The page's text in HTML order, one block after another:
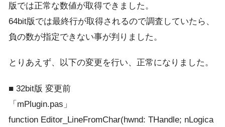
版では正常な数値が取得できました。
64bit版では最終行が取得されるので調査していたら、
負の数が指定できない事が判りました。
とりあえず、以下の変更を行い、正常になりました。
■ 32bit版 変更前
「mPlugin.pas」
function Editor_LineFromChar(hwnd: THandle; nLogica